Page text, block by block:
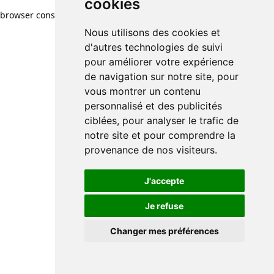
cookies
Nous utilisons des cookies et
d'autres technologies de suivi
pour améliorer votre expérience
de navigation sur notre site, pour
vous montrer un contenu
personnalisé et des publicités
ciblées, pour analyser le trafic de
notre site et pour comprendre la
provenance de nos visiteurs.
J'accepte
Je refuse
Changer mes préférences
browser console for more information)